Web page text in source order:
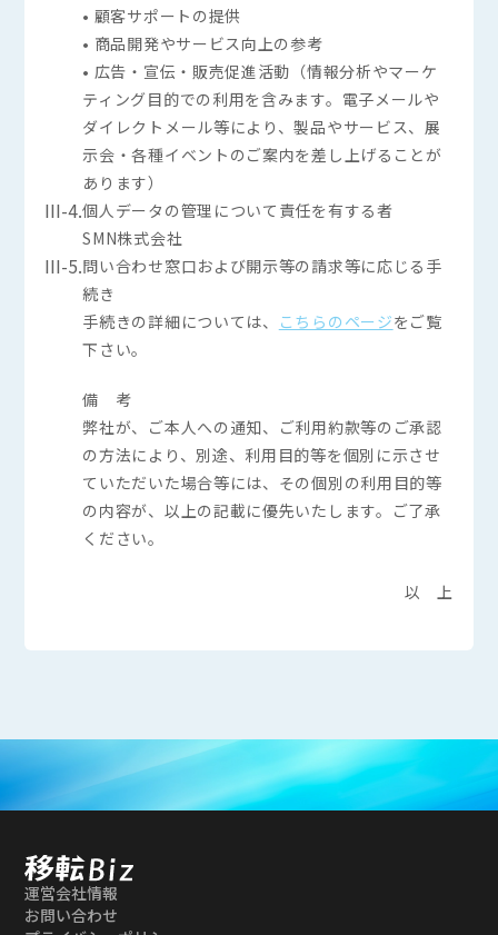
• 顧客サポートの提供
• 商品開発やサービス向上の参考
• 広告・宣伝・販売促進活動（情報分析やマーケ
ティング目的での利用を含みます。電子メールや
ダイレクトメール等により、製品やサービス、展
示会・各種イベントのご案内を差し上げることが
あります）
III-4.個人データの管理について責任を有する者
SMN株式会社
III-5.問い合わせ窓口および開示等の請求等に応じる手
続き
手続きの詳細については、
こちらのページをご覧
下さい。
備 考
弊社が、ご本人への通知、ご利用約款等のご承認
の方法により、別途、利用目的等を個別に示させ
ていただいた場合等には、その個別の利用目的等
の内容が、以上の記載に優先いたします。ご了承
ください。
以 上
運営会社情報
お問い合わせ